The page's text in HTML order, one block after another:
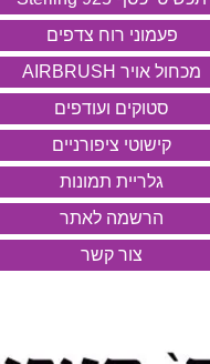
פעמוני רוח צדפים
מכחול אויר AIRBRUSH
סטוקים ועודפים
קישוטי ציפורניים
גלריית תמונות
הרשמה לאתר
צור קשר